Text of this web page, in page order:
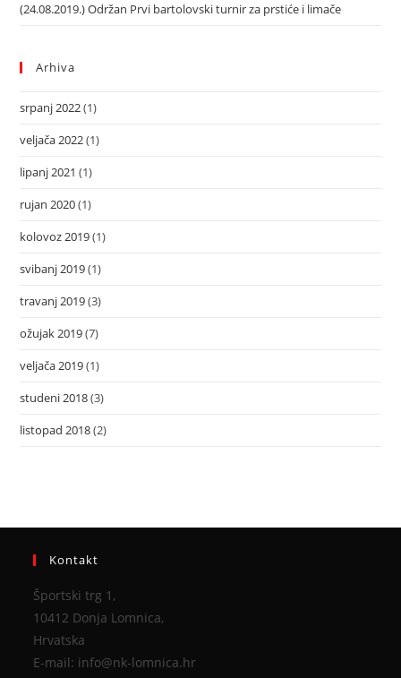
(24.08.2019.) Održan Prvi bartolovski turnir za prstiće i limače
Arhiva
srpanj 2022(1)
veljača 2022(1)
lipanj 2021 (1)
rujan 2020(1)
kolovoz 2019(1)
svibanj 2019(1)
travanj 2019(3)
ožujak 2019(7)
veljača 2019(1)
studeni 2018(3)
listopad 2018(2)
Kontakt
Športski trg 1,
10412 Donja Lomnica,
Hrvatska
E-mail: info@nk-lomnica.hr